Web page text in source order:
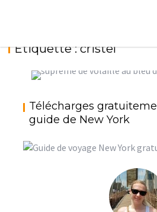
Étiquette :cristel
D’AUVERGNE ET BACON
StéphanieM
Télécharges
guide de New York